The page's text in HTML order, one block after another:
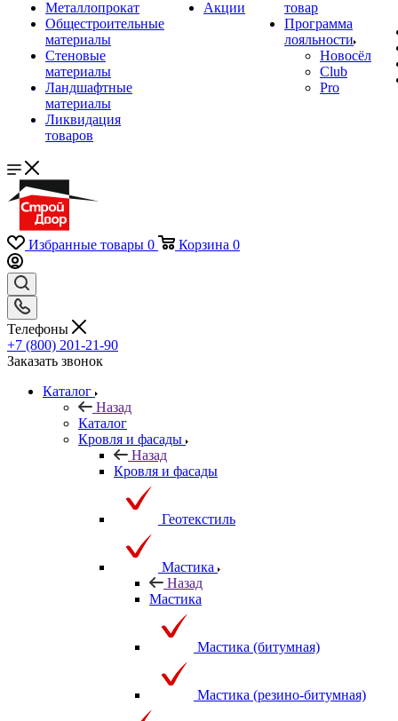
Металлопрокат
Общестроительные
материалы
Стеновые
материалы
Ландшафтные
материалы
Ликвидация
товаров
Акции
товар
Программа
лояльности
Новосёл
Club
Pro
Избранные товары 0 Корзина 0
Телефоны
+7 (800) 201-21-90
Заказать звонок
Каталог
Назад
Каталог
Кровля и фасады
Назад
Кровля и фасады
Геотекстиль
Мастика
Назад
Мастика
Мастика (битумная)
Мастика (резино-битумная)